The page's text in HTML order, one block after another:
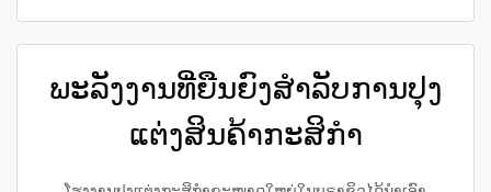
ພະລັງງານທີ່ຍືນຍົງສຳລັບການປຸງ
ແຕ່ງສິນຄ້າກະສິກຳ